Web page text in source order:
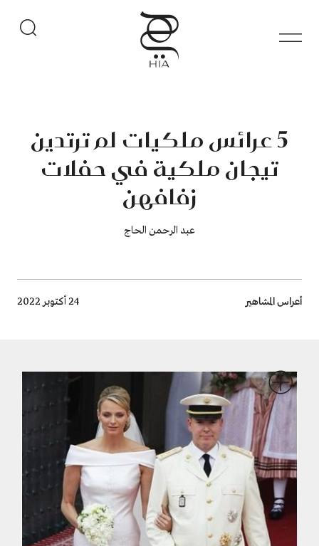
5 عرائس ملكيات لم ترتدين
تيجان ملكية في حفلات
زفافهن
عبد الرحمن الحاج
Breadcrumb
أعراس المشاهير